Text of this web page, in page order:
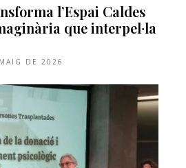
l’Espai Caldes
que interpel·la
DE 2026